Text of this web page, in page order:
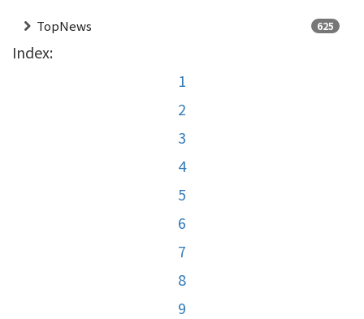
TopNews 625
Index:
1
2
3
4
5
6
7
8
9